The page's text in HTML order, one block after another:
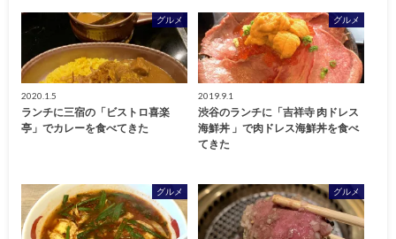
グルメ
2020.1.5
ランチに三宿の「ビストロ喜楽
亭」でカレーを食べてきた
グルメ
2019.9.1
渋谷のランチに「吉祥寺 肉ドレス
海鮮丼 」で肉ドレス海鮮丼を食べ
てきた
グルメ グルメ